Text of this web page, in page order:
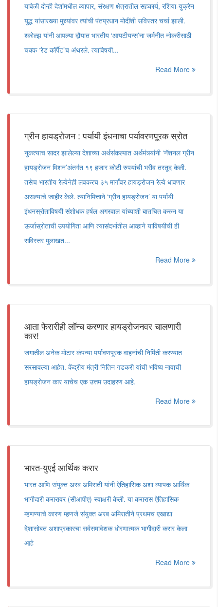
यावेळी दोन्ही देशांमधील व्यापार, संरक्षण क्षेत्रातील सहकार्य, रशिया-युक्रेन
युद्ध यांसारख्या मुद्द्यांवर त्यांची पंतप्रधान मोदींशी सविस्तर चर्चा झाली.
श्कोल्झ यांनी आपल्या दौर्‍यात भारतीय ‘आयटीयन्स’ना जर्मनीत नोकरीसाठी
चक्क ‘रेड कॉर्पेट’च अंथरले. त्याविषयी...
Read More
ग्रीन हायड्रोजन : पर्यायी इंधनाचा पर्यावरणपूरक स्रोत
नुकत्याच सादर झालेल्या देशाच्या अर्थसंकल्पात अर्थमंत्र्यांनी ‘नॅशनल ग्रीन
हायड्रोजन मिशन’अंतर्गत १९ हजार कोटी रुपयांची भरीव तरतूद केली.
तसेच भारतीय रेल्वेनेही लवकरच ३५ मार्गांवर हायड्रोजन रेल्वे धावणार
असल्याचे जाहीर केले. त्यानिमित्ताने ‘ग्रीन हायड्रोजन’ या पर्यायी
इंधनस्रोताविषयी संशोधक हर्षल अगरवाल यांच्याशी बातचित करुन या
ऊर्जास्रोताची उपयोगिता आणि त्यासंदर्भातील आव्हाने याविषयीची ही
सविस्तर मुलाखत...
Read More
आता फेरारीही लॉन्च करणार हायड्रोजनवर चालणारी
कार!
जगातील अनेक मोटार कंपन्या पर्यावणपूरक वाहनांची निर्मिती करण्यात
सरसावल्या आहेत. केंद्रीय मंत्री नितिन गडकरी यांची भविष्य नावाची
हायड्रोजन कार याचेच एक उत्तम उदाहरण आहे.
Read More
भारत-युएई आर्थिक करार
भारत आणि संयुक्त अरब अमिराती यांनी ऐतिहासिक अशा व्यापक आर्थिक
भागीदारी करारावर (सीआपीए) स्वाक्षरी केली. या करारास ऐतिहासिक
म्हणण्याचे कारण म्हणजे संयुक्त अरब अमिरातीने प्रथमच एखाद्या
देशासोबत अशाप्रकारचा सर्वसमावेशक धोरणात्मक भागीदारी करार केला
आहे
Read More